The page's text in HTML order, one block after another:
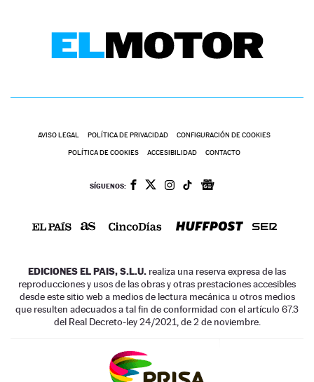
AVISO LEGAL POLÍTICA DE PRIVACIDAD CONFIGURACIÓN DE COOKIES
POLÍTICA DE COOKIES ACCESIBILIDAD CONTACTO
SÍGUENOS:
EDICIONES EL PAIS, S.L.U. realiza una reserva expresa de las
reproducciones y usos de las obras y otras prestaciones accesibles
desde este sitio web a medios de lectura mecánica u otros medios
que resulten adecuados a tal fin de conformidad con el artículo 67.3
del Real Decreto-ley 24/2021, de 2 de noviembre.